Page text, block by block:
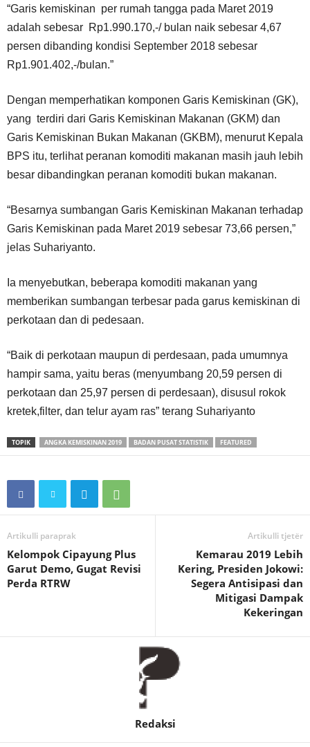
“Garis kemiskinan per rumah tangga pada Maret 2019
adalah sebesar Rp1.990.170,-/ bulan naik sebesar 4,67
persen dibanding kondisi September 2018 sebesar
Rp1.901.402,-/bulan.”
Dengan memperhatikan komponen Garis Kemiskinan (GK),
yang terdiri dari Garis Kemiskinan Makanan (GKM) dan
Garis Kemiskinan Bukan Makanan (GKBM), menurut Kepala
BPS itu, terlihat peranan komoditi makanan masih jauh lebih
besar dibandingkan peranan komoditi bukan makanan.
“Besarnya sumbangan Garis Kemiskinan Makanan terhadap
Garis Kemiskinan pada Maret 2019 sebesar 73,66 persen,”
jelas Suhariyanto.
Ia menyebutkan, beberapa komoditi makanan yang
memberikan sumbangan terbesar pada garus kemiskinan di
perkotaan dan di pedesaan.
“Baik di perkotaan maupun di perdesaan, pada umumnya
hampir sama, yaitu beras (menyumbang 20,59 persen di
perkotaan dan 25,97 persen di perdesaan), disusul rokok
kretek,filter, dan telur ayam ras” terang Suhariyanto
TOPIK ANGKA KEMISKINAN 2019 BADAN PUSAT STATISTIK FEATURED
Artikulli paraprak
Kelompok Cipayung Plus
Garut Demo, Gugat Revisi
Perda RTRW
Artikulli tjetër
Kemarau 2019 Lebih
Kering, Presiden Jokowi:
Segera Antisipasi dan
Mitigasi Dampak
Kekeringan
Redaksi